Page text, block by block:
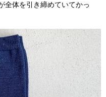
全体を引き締めていてかっ